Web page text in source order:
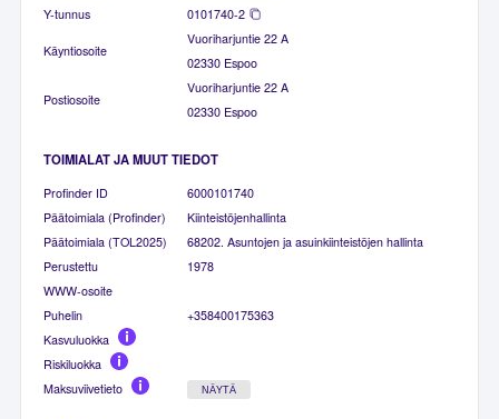
Y-tunnus
0101740-2
Käyntiosoite
Vuoriharjuntie 22 A
02330 Espoo
Postiosoite
Vuoriharjuntie 22 A
02330 Espoo
TOIMIALAT JA MUUT TIEDOT
Profinder ID
6000101740
Päätoimiala (Profinder)
Kiinteistöjenhallinta
Päätoimiala (TOL2025)
68202. Asuntojen ja asuinkiinteistöjen hallinta
Perustettu
1978
WWW-osoite
Puhelin
+358400175363
Kasvuluokka
Riskiluokka
Maksuviivetieto
NÄYTÄ